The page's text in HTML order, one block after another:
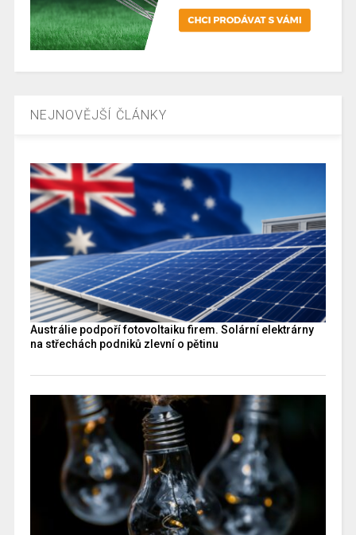
NEJNOVĚJŠÍ ČLÁNKY
Austrálie podpoří fotovoltaiku firem. Solární elektrárny
na střechách podniků zlevní o pětinu